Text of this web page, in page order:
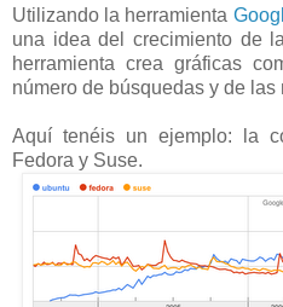
Utilizando la herramienta
una idea del crecimiento de
herramienta crea gráficas
número de búsquedas y de
Aquí tenéis un ejemplo: la
Fedora y Suse.